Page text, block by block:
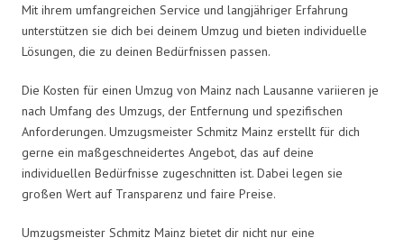
Mit ihrem umfangreichen Service und langjähriger Erfahrung
unterstützen sie dich bei deinem Umzug und bieten individuelle
Lösungen, die zu deinen Bedürfnissen passen.
Die Kosten für einen Umzug von Mainz nach Lausanne variieren je
nach Umfang des Umzugs, der Entfernung und spezifischen
Anforderungen. Umzugsmeister Schmitz Mainz erstellt für dich
gerne ein maßgeschneidertes Angebot, das auf deine
individuellen Bedürfnisse zugeschnitten ist. Dabei legen sie
großen Wert auf Transparenz und faire Preise.
Umzugsmeister Schmitz Mainz bietet dir nicht nur eine